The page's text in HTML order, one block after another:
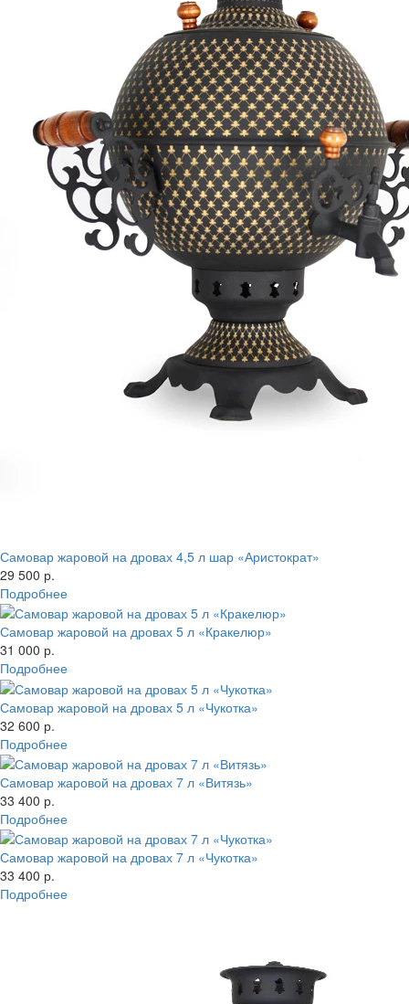
Самовар жаровой на дровах 4,5 л шар «Аристократ»
29 500 р.
Подробнее
Самовар жаровой на дровах 5 л «Кракелюр»
31 000 р.
Подробнее
Самовар жаровой на дровах 5 л «Чукотка»
32 600 р.
Подробнее
Самовар жаровой на дровах 7 л «Витязь»
33 400 р.
Подробнее
Самовар жаровой на дровах 7 л «Чукотка»
33 400 р.
Подробнее